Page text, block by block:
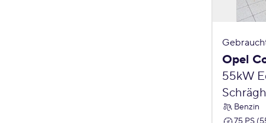
Opel
55kW
Benzin